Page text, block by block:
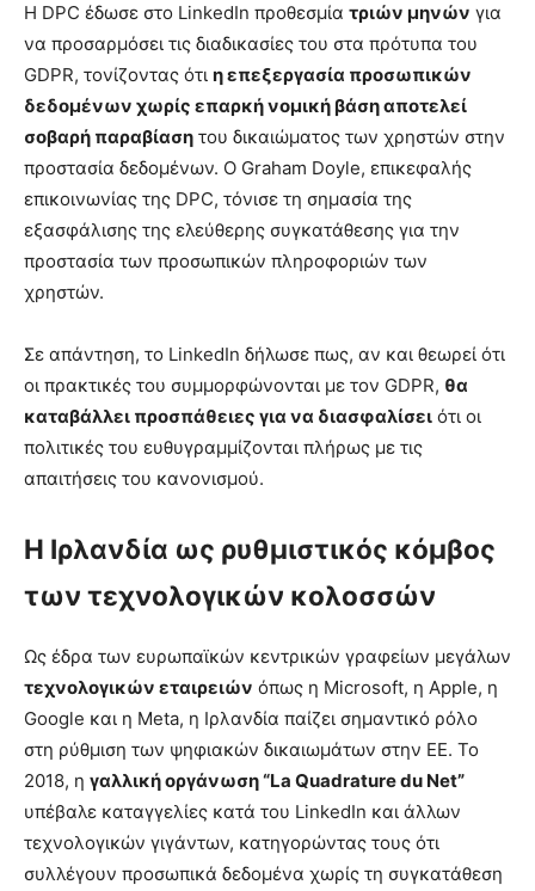
Η DPC έδωσε στο LinkedIn προθεσμία τριών μηνών για
να προσαρμόσει τις διαδικασίες του στα πρότυπα του
GDPR, τονίζοντας ότι η επεξεργασία προσωπικών
δεδομένων χωρίς επαρκή νομική βάση αποτελεί
σοβαρή παραβίαση του δικαιώματος των χρηστών στην
προστασία δεδομένων. Ο Graham Doyle, επικεφαλής
επικοινωνίας της DPC, τόνισε τη σημασία της
εξασφάλισης της ελεύθερης συγκατάθεσης για την
προστασία των προσωπικών πληροφοριών των
χρηστών.
Σε απάντηση, το LinkedIn δήλωσε πως, αν και θεωρεί ότι
οι πρακτικές του συμμορφώνονται με τον GDPR, θα
καταβάλλει προσπάθειες για να διασφαλίσει ότι οι
πολιτικές του ευθυγραμμίζονται πλήρως με τις
απαιτήσεις του κανονισμού.
Η Ιρλανδία ως ρυθμιστικός κόμβος
των τεχνολογικών κολοσσών
Ως έδρα των ευρωπαϊκών κεντρικών γραφείων μεγάλων
τεχνολογικών εταιρειών όπως η Microsoft, η Apple, η
Google και η Meta, η Ιρλανδία παίζει σημαντικό ρόλο
στη ρύθμιση των ψηφιακών δικαιωμάτων στην ΕΕ. Το
2018, η γαλλική οργάνωση “La Quadrature du Net”
υπέβαλε καταγγελίες κατά του LinkedIn και άλλων
τεχνολογικών γιγάντων, κατηγορώντας τους ότι
συλλέγουν προσωπικά δεδομένα χωρίς τη συγκατάθεση